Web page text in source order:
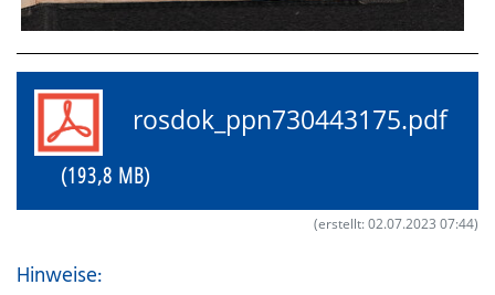
rosdok_ppn730443175.pdf
(193,8 MB)
(erstellt: 02.07.2023 07:44)
Hinweise: